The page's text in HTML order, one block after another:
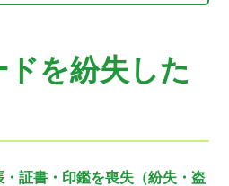
を紛失した
証書・印鑑を喪失（紛失・盗